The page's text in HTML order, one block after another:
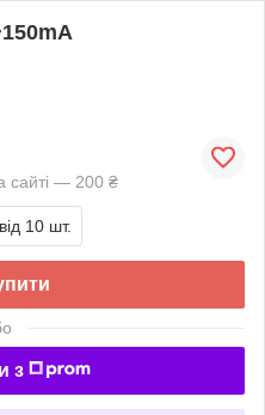
сайті — 200 ₴
від 10 шт.
з